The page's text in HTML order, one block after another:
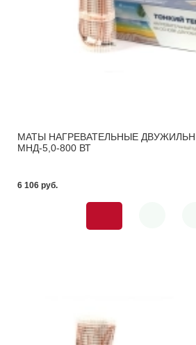
МАТЫ НАГРЕВАТЕЛЬНЫЕ
МНД-5,0-800 ВТ
6 106 pуб.